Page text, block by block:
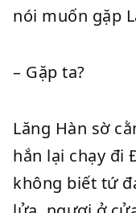
nói muốn gặp
– Gặp ta?
Lăng Hàn sờ
hắn lại chạy đi
không biết tứ